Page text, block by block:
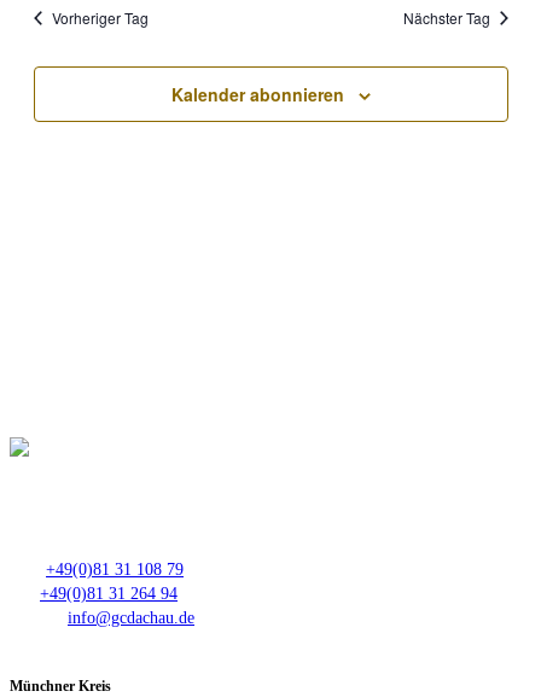
Vorheriger Tag
Nächster Tag
Kalender abonnieren
+49(0)81 31 108 79
+49(0)81 31 264 94
info@gcdachau.de
Münchner Kreis